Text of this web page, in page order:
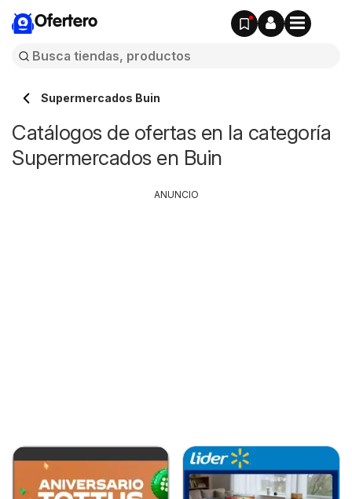
Ofertero
Supermercados Buin
Catálogos de ofertas en la categoría
Supermercados en Buin
ANUNCIO